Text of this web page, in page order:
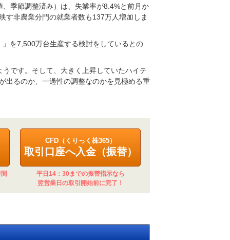
季節調整済み）は、失業率が8.4%と前月か
す非農業分門の就業者数も137万人増加しま
を7,500万台生産する検討をしているとの
です。そして、大きく上昇していたハイテ
出るのか、一過性の調整なのかを見極める重
CFD（くりっく株365）
取引口座へ入金（振替）
平日14：30までの振替指示なら
翌営業日の取引開始前に完了！